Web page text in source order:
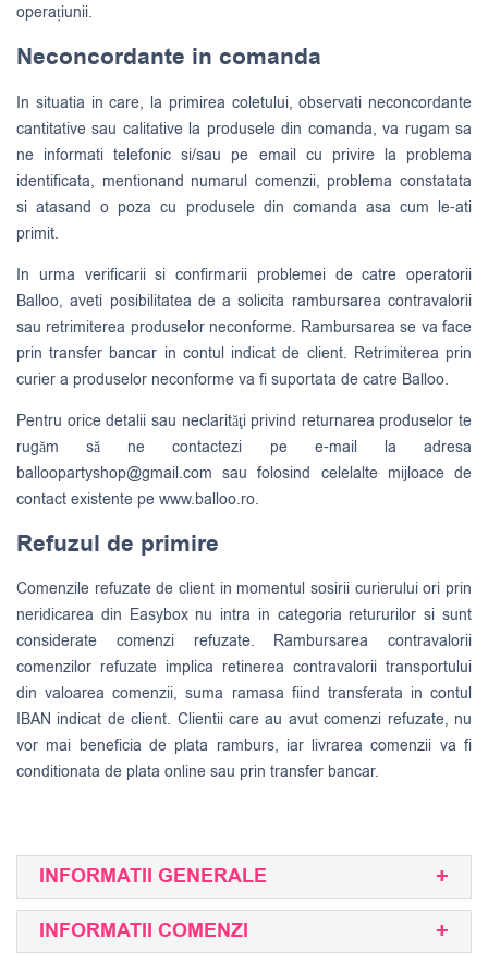
operațiunii.
Neconcordante in comanda
In situatia in care, la primirea coletului, observati neconcordante
cantitative sau calitative la produsele din comanda, va rugam sa
ne informati telefonic si/sau pe email cu privire la problema
identificata, mentionand numarul comenzii, problema constatata
si atasand o poza cu produsele din comanda asa cum le-ati
primit.
In urma verificarii si confirmarii problemei de catre operatorii
Balloo, aveti posibilitatea de a solicita rambursarea contravalorii
sau retrimiterea produselor neconforme. Rambursarea se va face
prin transfer bancar in contul indicat de client. Retrimiterea prin
curier a produselor neconforme va fi suportata de catre Balloo.
Pentru orice detalii sau neclarităţi privind returnarea produselor te
rugăm să ne contactezi pe e-mail la adresa
balloopartyshop@gmail.com sau folosind celelalte mijloace de
contact existente pe www.balloo.ro.
Refuzul de primire
Comenzile refuzate de client in momentul sosirii curierului ori prin
neridicarea din Easybox nu intra in categoria retururilor si sunt
considerate comenzi refuzate. Rambursarea contravalorii
comenzilor refuzate implica retinerea contravalorii transportului
din valoarea comenzii, suma ramasa fiind transferata in contul
IBAN indicat de client. Clientii care au avut comenzi refuzate, nu
vor mai beneficia de plata ramburs, iar livrarea comenzii va fi
conditionata de plata online sau prin transfer bancar.
INFORMATII GENERALE
INFORMATII COMENZI